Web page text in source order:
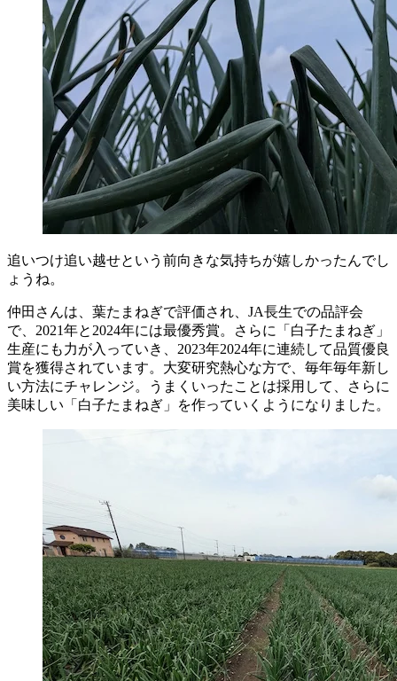
追いつけ追い越せという前向きな気持ちが嬉しかったんでし
ょうね。
仲田さんは、葉たまねぎで評価され、JA長生での品評会
で、2021年と2024年には最優秀賞。さらに「白子たまねぎ」
生産にも力が入っていき、2023年2024年に連続して品質優良
賞を獲得されています。大変研究熱心な方で、毎年毎年新し
い方法にチャレンジ。うまくいったことは採用して、さらに
美味しい「白子たまねぎ」を作っていくようになりました。